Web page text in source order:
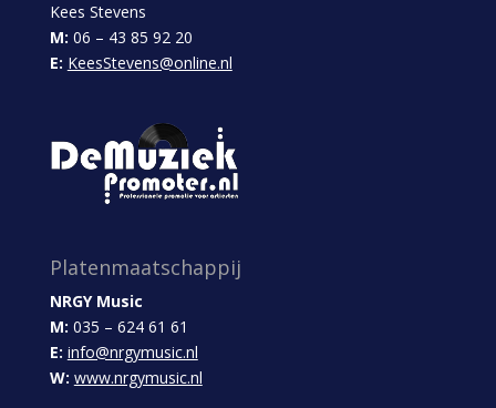
Kees Stevens
M: 06 – 43 85 92 20
E: KeesStevens@online.nl
Platenmaatschappij
NRGY Music
M: 035 – 624 61 61
E: info@nrgymusic.nl
W: www.nrgymusic.nl